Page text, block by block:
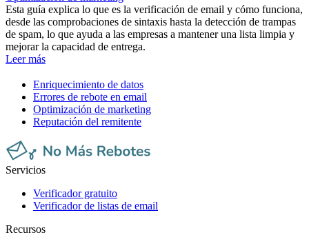
Esta guía explica lo que es la verificación de email y cómo funciona,
desde las comprobaciones de sintaxis hasta la detección de trampas
de spam, lo que ayuda a las empresas a mantener una lista limpia y
mejorar la capacidad de entrega.
Leer más
Enriquecimiento de datos
Errores de rebote en email
Optimización de marketing
Reputación del remitente
Servicios
Verificador gratuito
Verificador de listas de email
Recursos